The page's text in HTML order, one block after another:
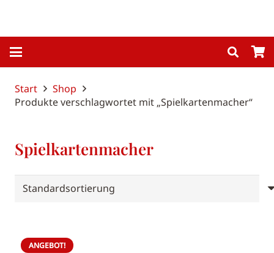
Start
Shop
Produkte verschlagwortet mit „Spielkartenmacher“
Spielkartenmacher
ANGEBOT!